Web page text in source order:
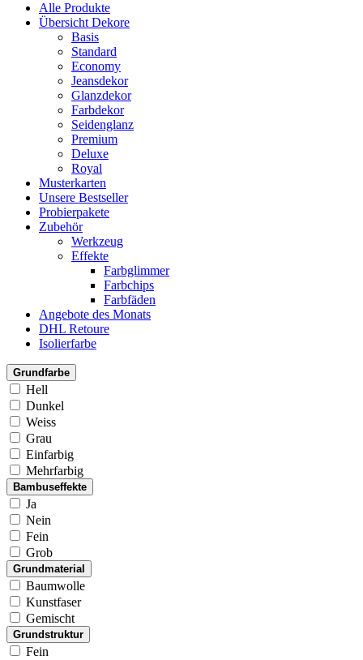
Alle Produkte
Übersicht Dekore
Basis
Standard
Economy
Jeansdekor
Glanzdekor
Farbdekor
Seidenglanz
Premium
Deluxe
Royal
Musterkarten
Unsere Bestseller
Probierpakete
Zubehör
Werkzeug
Effekte
Farbglimmer
Farbchips
Farbfäden
Angebote des Monats
DHL Retoure
Isolierfarbe
Grundfarbe
Hell
Dunkel
Weiss
Grau
Einfarbig
Mehrfarbig
Bambuseffekte
Ja
Nein
Fein
Grob
Grundmaterial
Baumwolle
Kunstfaser
Gemischt
Grundstruktur
Fein